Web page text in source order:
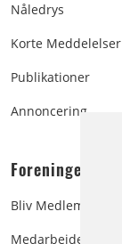
Nåledrys
Korte Meddelelser
Publikationer
Annoncering
Foreningen:
Bliv Medlem
Medarbejdere